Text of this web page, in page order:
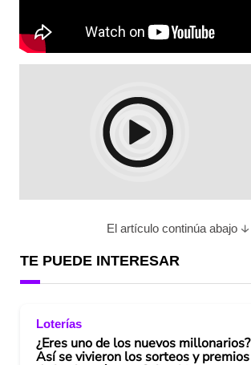
El artículo continúa abajo
TE PUEDE INTERESAR
Loterías
¿Eres uno de los nuevos millonarios?
Así se vivieron los sorteos y premios